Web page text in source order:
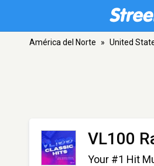
América del Norte » United
VL100
Your #1 Hit